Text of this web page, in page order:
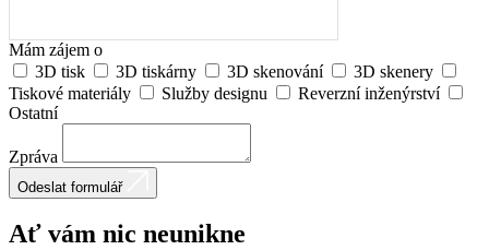
Mám zájem o
3D tisk
3D tiskárny 3D skenování
3D skenery
Tiskové materiály
Služby designu
Reverzní inženýrství
Ostatní
Zpráva
Odeslat formulář
Ať vám nic neunikne